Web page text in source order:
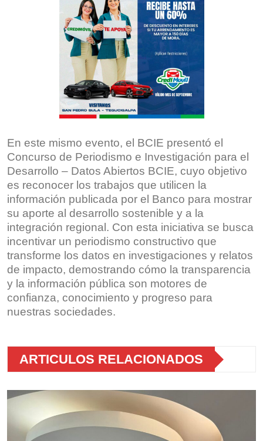
En este mismo evento, el BCIE presentó el
Concurso de Periodismo e Investigación para el
Desarrollo – Datos Abiertos BCIE, cuyo objetivo
es reconocer los trabajos que utilicen la
información publicada por el Banco para mostrar
su aporte al desarrollo sostenible y a la
integración regional. Con esta iniciativa se busca
incentivar un periodismo constructivo que
transforme los datos en investigaciones y relatos
de impacto, demostrando cómo la transparencia
y la información pública son motores de
confianza, conocimiento y progreso para
nuestras sociedades.
ARTICULOS RELACIONADOS